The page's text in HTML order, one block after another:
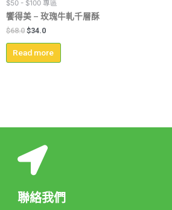
$50 - $100 專區
饗得美 – 玫瑰牛軋千層酥
$68.0 $34.0
Read more
聯絡我們